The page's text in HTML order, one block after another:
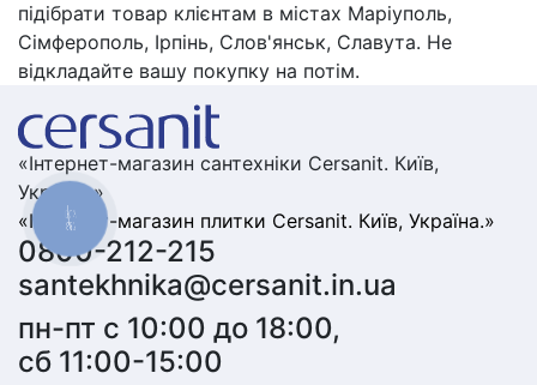
підібрати товар клієнтам в містах Маріуполь,
Сімферополь, Ірпінь, Слов'янськ, Славута. Не
відкладайте вашу покупку на потім.
«Інтернет-магазин сантехніки Cersanit. Київ,
Україна.»
«Інтернет-магазин плитки Cersanit. Київ, Україна.»
0800-212-215
santekhnika@cersanit.in.ua
пн-пт с 10:00 до 18:00,
сб 11:00-15:00
КНОПКА
ЗВ'ЯЗКУ